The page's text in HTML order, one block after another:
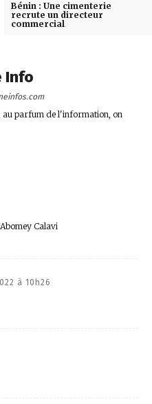
Bénin : Une cimenterie
recrute un directeur
commercial
Info
au parfum de l'information, on
Calavi
à 10h26